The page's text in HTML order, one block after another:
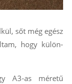
sőt még egész
hogy külön-
A3-as méretű